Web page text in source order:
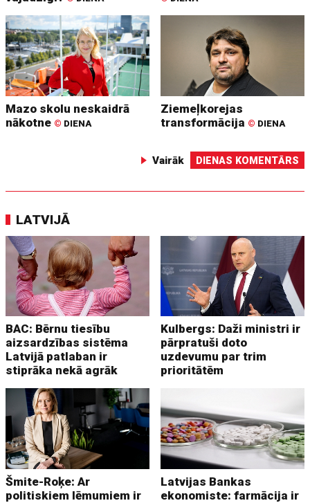
Mazo skolu neskaidrā
nākotne © DIENA
Ziemeļkorejas
transformācija © DIENA
Vairāk DIENAS KOMENTĀRS
LATVIJĀ
BAC: Bērnu tiesību
aizsardzības sistēma
Latvijā patlaban ir
stiprāka nekā agrāk
Kulbergs: Daži ministri ir
pārpratuši doto
uzdevumu par trim
prioritātēm
Šmite-Roķe: Ar
politiskiem lēmumiem ir
Latvijas Bankas
ekonomiste: farmācija ir